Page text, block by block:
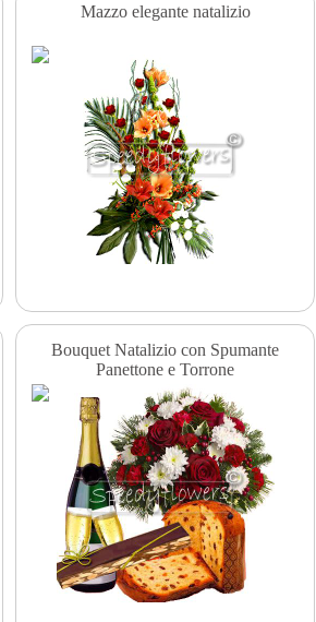
Mazzo elegante natalizio
Bouquet Natalizio con Spumante
Panettone e Torrone